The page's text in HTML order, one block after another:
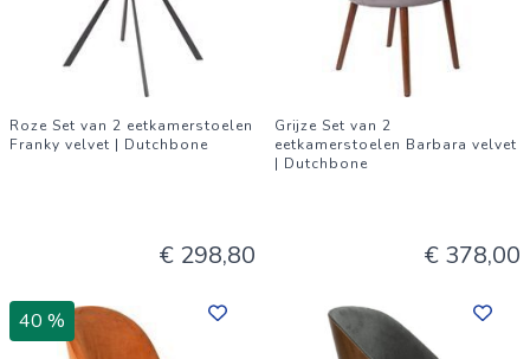
Roze Set van 2 eetkamerstoelen
Franky velvet | Dutchbone
€ 298,80
Grijze Set van 2
eetkamerstoelen Barbara velvet
| Dutchbone
€ 378,00
40 %